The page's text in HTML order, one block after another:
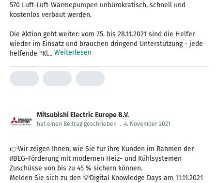
570 Luft-Luft-Wärmepumpen unbürokratisch, schnell und
kostenlos verbaut werden.
Die Aktion geht weiter: vom 25. bis 28.11.2021 sind die Helfer
wieder im Einsatz und brauchen dringend Unterstützung - jede
helfende "Kl... Weiterlesen
Mitsubishi Electric Europe B.V.
hat einen Beitrag geschrieben . 4. November 2021
👉Wir zeigen Ihnen, wie Sie für Ihre Kunden im Rahmen der
#BEG-Förderung mit modernen Heiz- und Kühlsystemen
Zuschüsse von bis zu 45 % sichern können.
Melden Sie sich zu den 💡Digital Knowledge Days am 11.11.2021